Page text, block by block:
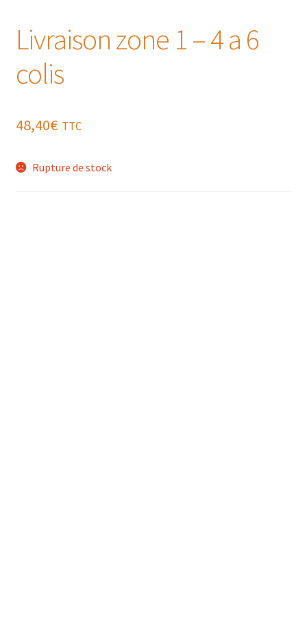
Livraison zone 1 – 4 a 6
colis
48,40€ TTC
Rupture de stock